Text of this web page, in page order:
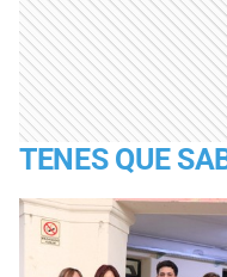
TENES QUE